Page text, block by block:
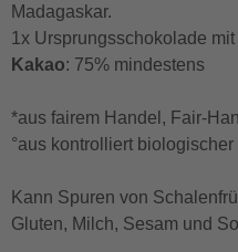
Madagaskar.
1x Ursprungsschokolade
Kakao: 75% mindestens
*aus fairem Handel, Fair-
°aus kontrolliert
Kann Spuren von
Gluten, Milch, Sesam und